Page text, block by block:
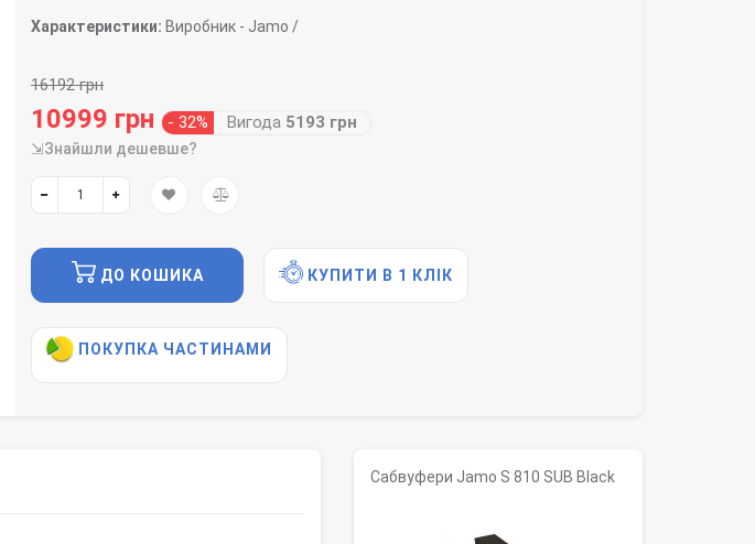
Характеристики: Виробник - Jamo /
16192 грн
10999 грн - 32% Вигода 5193 грн
⇲Знайшли дешевше?
ДО КОШИКА КУПИТИ В 1 КЛІК
ПОКУПКА ЧАСТИНАМИ
Сабвуфери Jamo S 810 SUB Black